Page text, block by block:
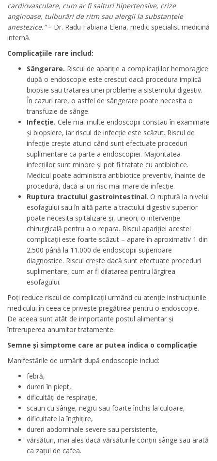
cardiovasculare, cum ar fi salturi hipertensive, crize
anginoase, tulburări de ritm sau alergii la substanțele
anestezice.“– Dr. Radu Fabiana Elena, medic specialist medicină
internă.
Complicațiile rare includ:
Sângerare. Riscul de apariție a complicațiilor hemoragice
după o endoscopie este crescut dacă procedura implică
biopsie sau tratarea unei probleme a sistemului digestiv.
În cazuri rare, o astfel de sângerare poate necesita o
transfuzie de sânge.
Infecţie. Cele mai multe endoscopii constau în examinare
și biopsiere, iar riscul de infecție este scăzut. Riscul de
infecție crește atunci când sunt efectuate proceduri
suplimentare ca parte a endoscopiei. Majoritatea
infecțiilor sunt minore și pot fi tratate cu antibiotice.
Medicul poate administra antibiotice preventiv, înainte de
procedură, dacă ai un risc mai mare de infecție.
Ruptura tractului gastrointestinal. O ruptură la nivelul
esofagului sau în altă parte a tractului digestiv superior
poate necesita spitalizare și, uneori, o intervenție
chirurgicală pentru a o repara. Riscul apariției acestei
complicații este foarte scăzut – apare în aproximativ 1 din
2.500 până la 11.000 de endoscopii superioare
diagnostice. Riscul crește dacă sunt efectuate proceduri
suplimentare, cum ar fi dilatarea pentru lărgirea
esofagului.
Poți reduce riscul de complicații urmând cu atenție instrucțiunile
medicului în ceea ce privește pregătirea pentru o endoscopie.
De aceea sunt atât de importante postul alimentar și
întreruperea anumitor tratamente.
Semne și simptome care ar putea indica o complicație
Manifestările de urmărit după endoscopie includ:
febră,
dureri în piept,
dificultăți de respirație,
scaun cu sânge, negru sau foarte închis la culoare,
dificultate la înghițire,
dureri abdominale severe sau persistente,
vărsături, mai ales dacă vărsăturile conțin sânge sau arată
ca zațul de cafea.